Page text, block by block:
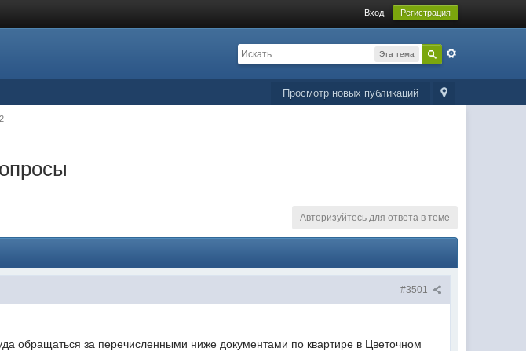
Вход Регистрация
Эта тема
Просмотр новых публикаций
Авторизуйтесь для ответа в теме
#3501
обращаться за перечисленными ниже документами по квартире в Цветочном